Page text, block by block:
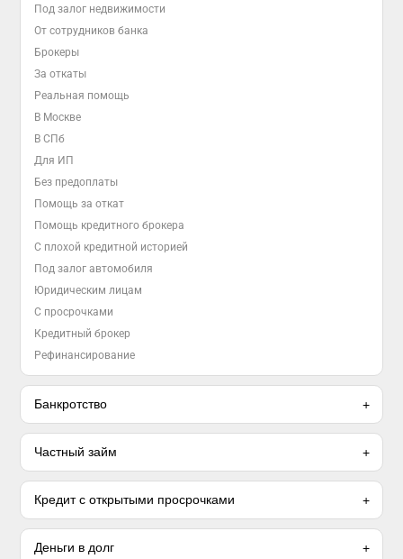
Под залог недвижимости
От сотрудников банка
Брокеры
За откаты
Реальная помощь
В Москве
В СПб
Для ИП
Без предоплаты
Помощь за откат
Помощь кредитного брокера
С плохой кредитной историей
Под залог автомобиля
Юридическим лицам
С просрочками
Кредитный брокер
Рефинансирование
Банкротство
Частный займ
Кредит с открытыми просрочками
Деньги в долг